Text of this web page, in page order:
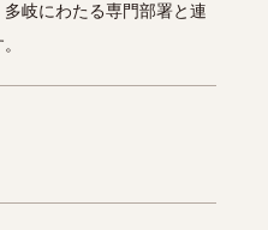
岐にわたる専門部署と連